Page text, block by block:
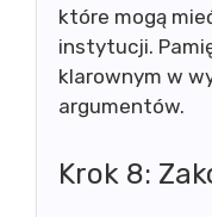
które mogą
instytucji.
klarownym w
argumentów.
Krok 8: